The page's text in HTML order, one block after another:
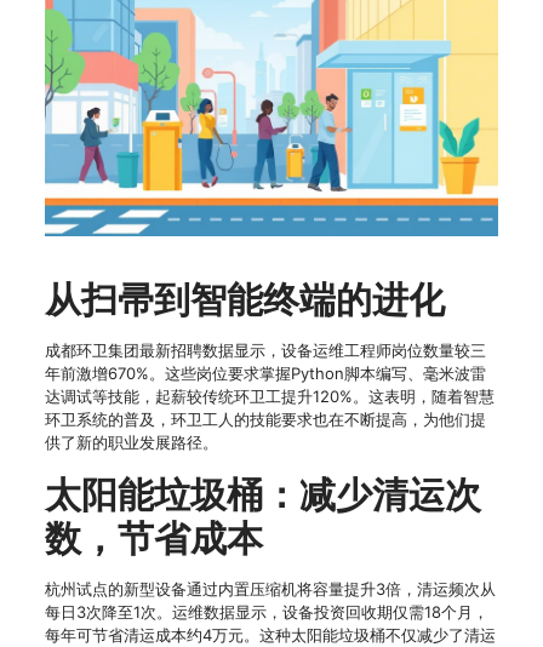
从扫帚到智能终端的进化
成都环卫集团最新招聘数据显示，设备运维工程师岗位数量较三
年前激增670%。这些岗位要求掌握Python脚本编写、毫米波雷
达调试等技能，起薪较传统环卫工提升120%。这表明，随着智慧
环卫系统的普及，环卫工人的技能要求也在不断提高，为他们提
供了新的职业发展路径。
太阳能垃圾桶：减少清运次
数，节省成本
杭州试点的新型设备通过内置压缩机将容量提升3倍，清运频次从
每日3次降至1次。运维数据显示，设备投资回收期仅需18个月，
每年可节省清运成本约4万元。这种太阳能垃圾桶不仅减少了清运